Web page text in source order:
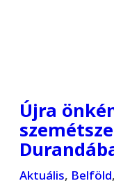
Újra
Aktuális, Belföld,